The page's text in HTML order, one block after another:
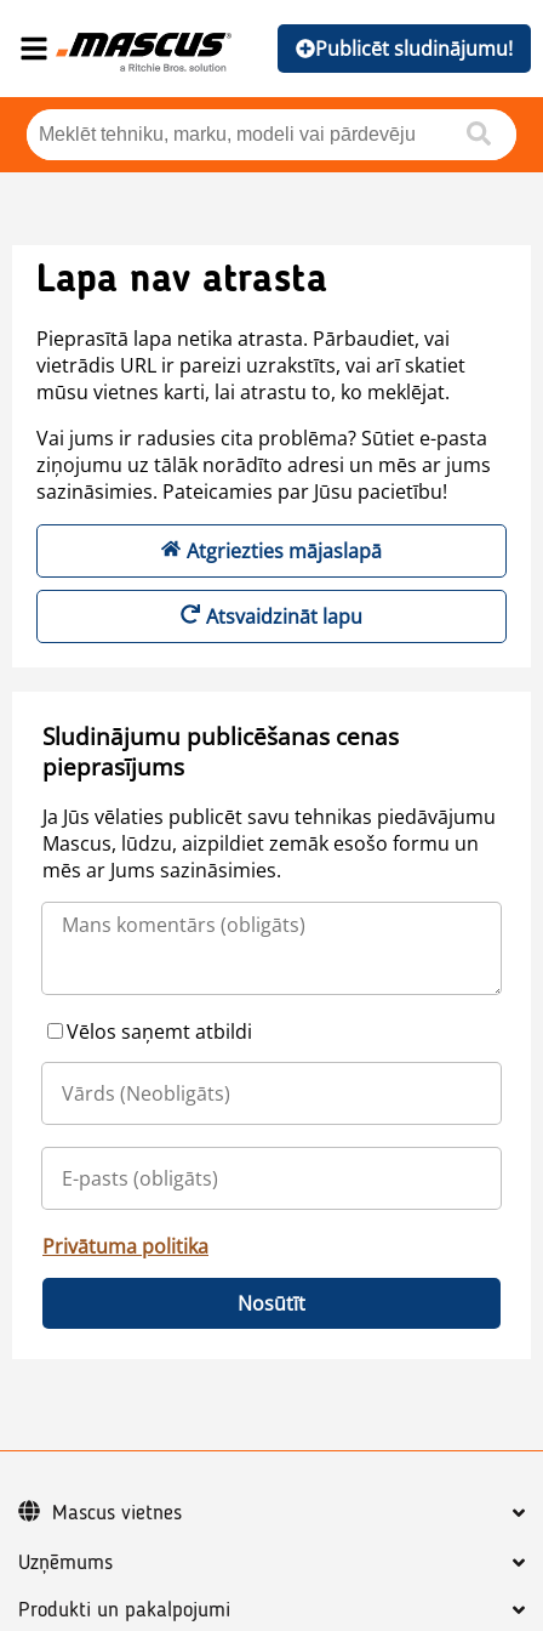
Publicēt sludinājumu!
Lapa nav atrasta
Pieprasītā lapa netika atrasta. Pārbaudiet, vai
vietrādis URL ir pareizi uzrakstīts, vai arī skatiet
mūsu vietnes karti, lai atrastu to, ko meklējat.
Vai jums ir radusies cita problēma? Sūtiet e-pasta
ziņojumu uz tālāk norādīto adresi un mēs ar jums
sazināsimies. Pateicamies par Jūsu pacietību!
Atgriezties mājaslapā
Atsvaidzināt lapu
Sludinājumu publicēšanas cenas
pieprasījums
Ja Jūs vēlaties publicēt savu tehnikas piedāvājumu
Mascus, lūdzu, aizpildiet zemāk esošo formu un
mēs ar Jums sazināsimies.
Vēlos saņemt atbildi
Privātuma politika
Nosūtīt
Uzņēmums
Produkti un pakalpojumi
Mascus vietnes